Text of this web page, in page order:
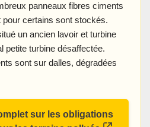
panneaux fibres ciments
certains sont stockés.
un ancien lavoir et turbine
petite turbine désaffectée.
sont sur dalles, dégradées
sur les obligations